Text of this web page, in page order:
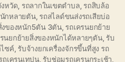
หวัด, รถลากในเขตตำบล, รถสิบล้อ
กหลายตัน, รถสไลด์ขนส่งรถเสียบ่อ
ของหนัก5ตัน 3ตัน, รถเครนยกย้าย
รนยกย้ายสิ่งของหนักได้หลายๆตัน, รับ
ซค์, รับจ้างยกเครื่องจักรขึ้นที่สูง รถ
ถเครนเทปูน, รับช่อมรถเครนกระเช้า,